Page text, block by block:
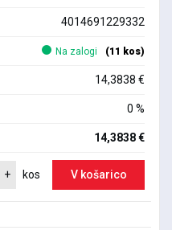
4014691229332
Na zalogi (11 kos)
14,3838 €
0 %
14,3838 €
+ kos V košarico